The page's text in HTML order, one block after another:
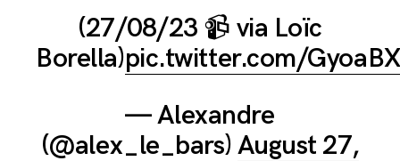
(27/08/23 📹 via Loïc
Borella)pic.twitter.com/
— Alexandre
(@alex_le_bars)August 27,